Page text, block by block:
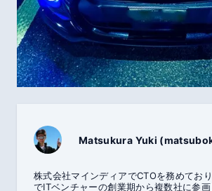
Matsukura Yuki
株式会社マインディアでCTOを務めております
でITベンチャーの創業期から複数社に参